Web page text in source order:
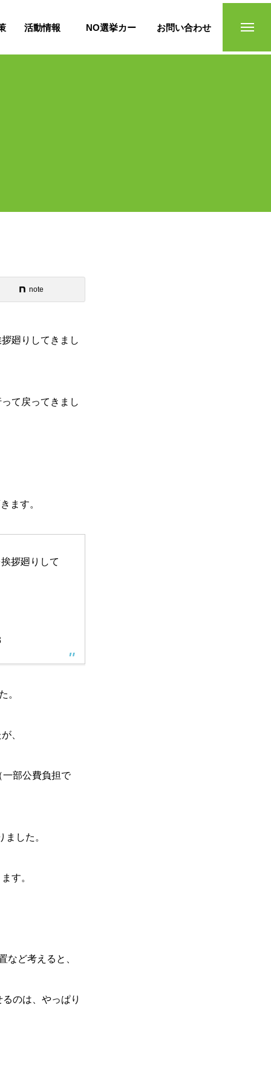
活動情報 NO選挙カー お問い合わせ
note
廻りしてきまし
て戻ってきまし
ます。
拶廻りして
。
、
部公費負担で
した。
す。
など考えると、
のは、やっぱり